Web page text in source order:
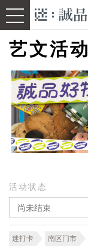
艺文活动
活动状态
尚未结束
迷打卡 南区门市